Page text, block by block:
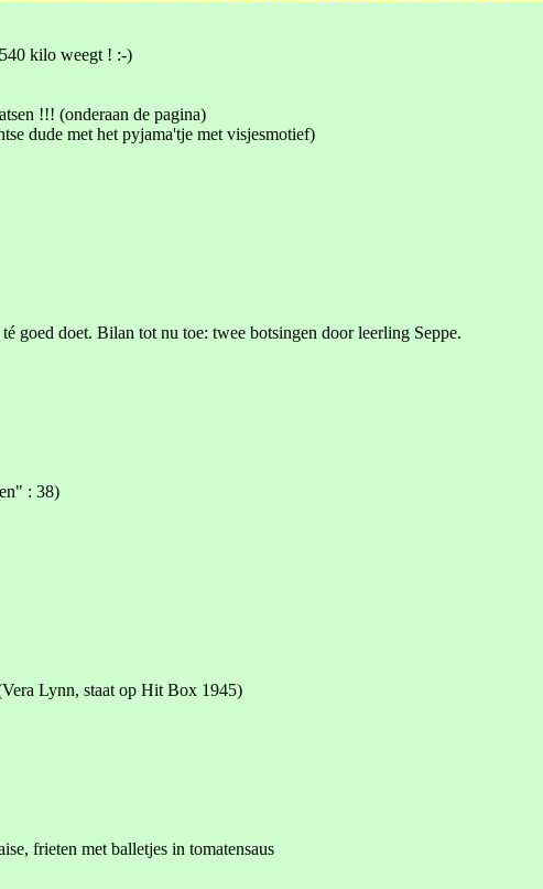
kilo weegt ! :-)
!!! (onderaan de pagina)
dude met het pyjama'tje met visjesmotief)
goed doet. Bilan tot nu toe: twee botsingen door leerling Seppe.
: 38)
Lynn, staat op Hit Box 1945)
frieten met balletjes in tomatensaus